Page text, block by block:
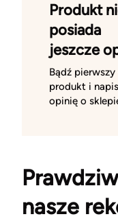
Produkt
posiada
jeszcze
Bądź
produkt i
opinię o
nasze